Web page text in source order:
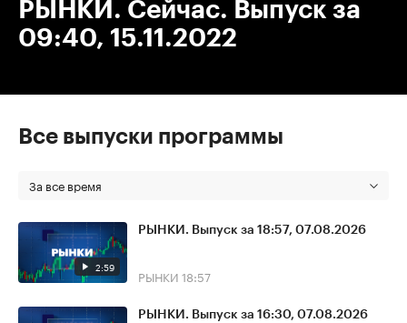
РЫНКИ. Сейчас. Выпуск за
09:40, 15.11.2022
Все выпуски программы
За все время
2:59
РЫНКИ. Выпуск за 18:57, 07.08.2026
РЫНКИ 18:57
РЫНКИ. Выпуск за 16:30, 07.08.2026